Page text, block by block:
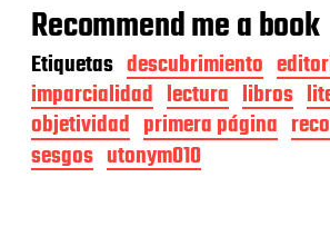
Recommend me a book
Etiquetas descubrimiento
imparcialidad lectura libros
objetividad primera página
sesgos utonym010